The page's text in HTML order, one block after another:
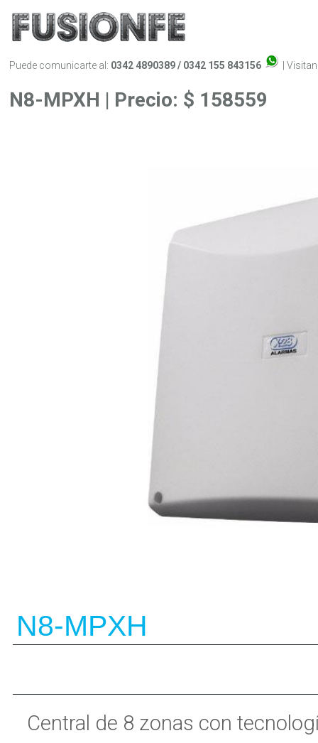
Puede comunicarte al: 0342 4890389 / 0342 155 843156 |
N8-MPXH | Precio: $ 158559
N8-MPXH
Central de 8 zonas con